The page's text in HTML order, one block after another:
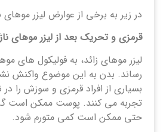
در زیر به برخی از عوارض لیزر
قرمزی و تحریک بعد از لیزر موهای
لیزر موهای زائد، به فولیکول
رساند. بدن به این موضوع واکنش
بسیاری از افراد قرمزی و سوزش را
تجربه می کنند. پوست ممکن است
حتی ممکن است کمی متورم شود.